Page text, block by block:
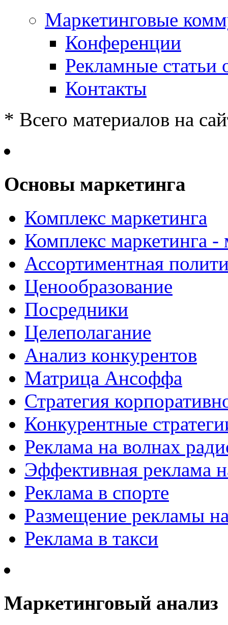
Маркетинговые
Конференции
Рекламные статьи
Контакты
* Всего материалов на
Основы маркетинга
Комплекс маркетинга
Комплекс маркетинга
Ассортиментная
Ценообразование
Посредники
Целеполагание
Анализ конкурентов
Матрица Ансоффа
Стратегия
Конкурентные
Реклама на волнах
Эффективная реклама
Реклама в спорте
Размещение рекламы
Реклама в такси
Маркетинговый анализ